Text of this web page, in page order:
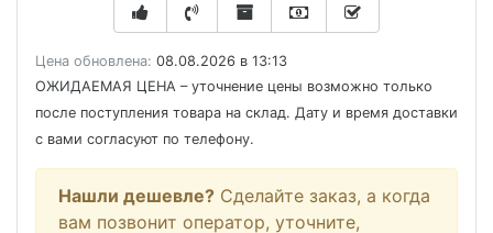
Цена обновлена: 08.08.2026 в 13:13
ОЖИДАЕМАЯ ЦЕНА – уточнение цены возможно только
после поступления товара на склад. Дату и время доставки
с вами согласуют по телефону.
Нашли дешевле? Сделайте заказ, а когда
вам позвонит оператор, уточните,